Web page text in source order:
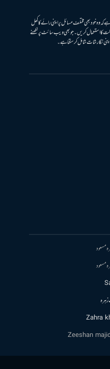
کہ وہ خود بھی مختلف مسائل پر اپنی رائے کا کھل
کا استعمال کریں۔ جو بھی ویب سائٹ پر لکھنے
اپنی نگارشات شامل کرسکتا ہے۔
مسعود
مسعود
Zahra
Zeeshan